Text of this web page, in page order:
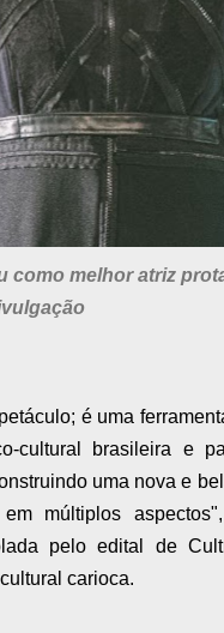
como melhor atriz
é uma
cultural brasileira e
uma nova e
múltiplos
pelo edital de
carioca.